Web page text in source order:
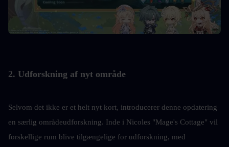
2. Udforskning af nyt område
Selvom det ikke er et helt nyt kort, introducerer denne opdatering
en særlig områdeudforskning. Inde i Nicoles "Mage's Cottage" vil
forskellige rum blive tilgængelige for udforskning, med